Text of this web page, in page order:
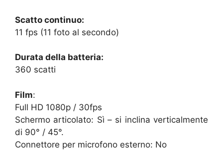
Scatto continuo:
11 fps (11 foto al secondo)
Durata della batteria:
360 scatti
Film:
Full HD 1080p / 30fps
Schermo articolato: Sì – si inclina verticalmente
di 90° / 45°.
Connettore per microfono esterno: No